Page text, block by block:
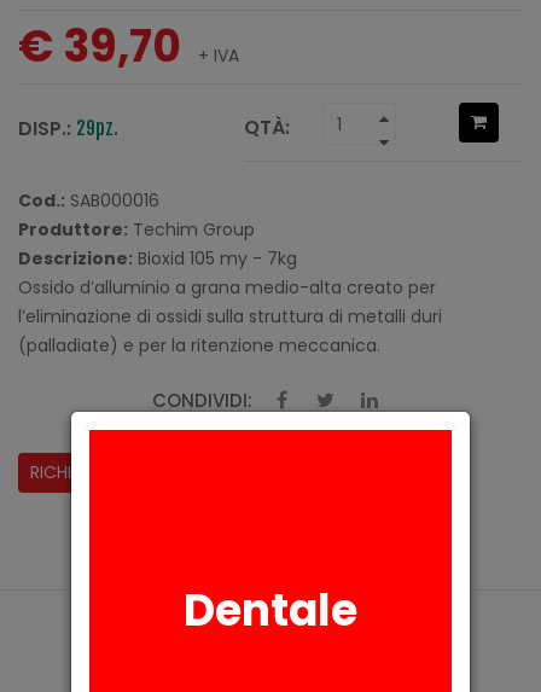
€ 39,70 + IVA
DISP.: 29pz. QTÀ:
Cod.: SAB000016
Produttore: Techim Group
Descrizione: Bioxid 105 my - 7kg
Ossido d’alluminio a grana medio-alta creato per
l’eliminazione di ossidi sulla struttura di metalli duri
(palladiate) e per la ritenzione meccanica.
CONDIVIDI:
RICHIESTA INFORMAZIONI
Dentale